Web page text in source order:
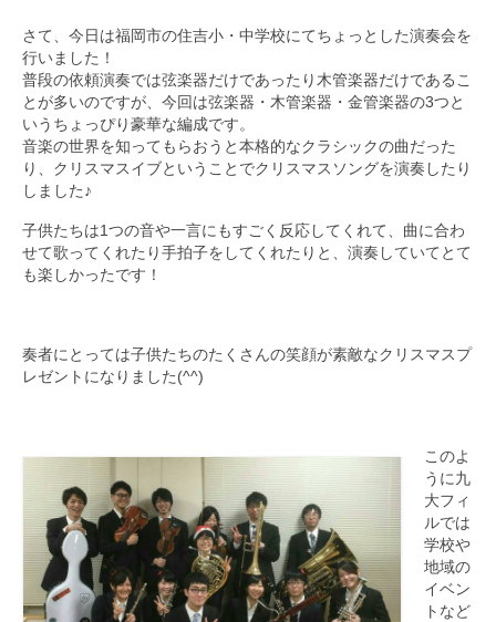
演奏会の歴史
出張演奏
九大フィル特集ページ
団員専用ページ
さて、今日は福岡市の住吉小・中学校にてちょっとした演奏会を
行いました！
普段の依頼演奏では弦楽器だけであったり木管楽器だけであるこ
とが多いのですが、今回は弦楽器・木管楽器・金管楽器の3つと
いうちょっぴり豪華な編成です。
音楽の世界を知ってもらおうと本格的なクラシックの曲だった
り、クリスマスイブということでクリスマスソングを演奏したり
しました♪
子供たちは1つの音や一言にもすごく反応してくれて、曲に合わ
せて歌ってくれたり手拍子をしてくれたりと、演奏していてとて
も楽しかったです！
奏者にとっては子供たちのたくさんの笑顔が素敵なクリスマスプ
レゼントになりました(^^)
このよ
うに九
大フィ
ルでは
学校や
地域の
イベン
トなど